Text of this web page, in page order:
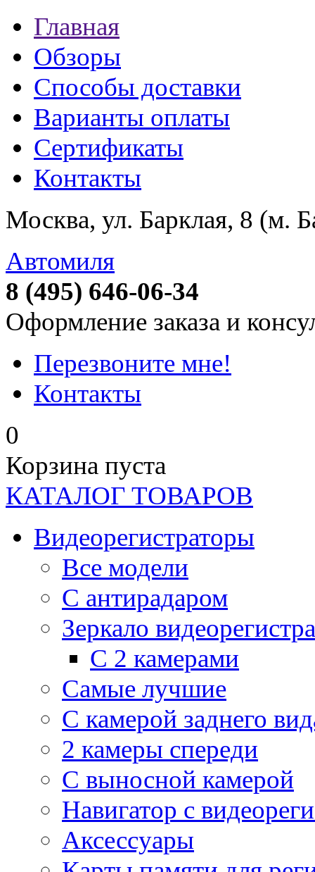
Главная
Обзоры
Способы доставки
Варианты оплаты
Сертификаты
Контакты
Москва, ул. Барклая, 8 (м.
Автомиля
8 (495) 646-06-34
Оформление заказа и
Перезвоните мне!
Контакты
0
Корзина пуста
КАТАЛОГ ТОВАРОВ
Видеорегистраторы
Все модели
C антирадаром
Зеркало
С 2 камерами
Самые лучшие
С камерой заднего
2 камеры спереди
С выносной камерой
Навигатор с
Аксессуары